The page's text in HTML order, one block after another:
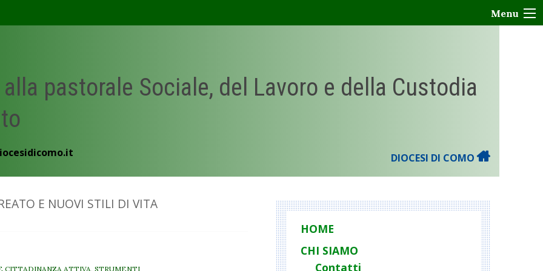
Menu
pastorale Sociale, del Lavoro e della Custodia
DIOCESI DI COMO
E NUOVI STILI DI VITA
CITTADINANZA ATTIVA STRUMENTI
HOME
CHI SIAMO
Contatti